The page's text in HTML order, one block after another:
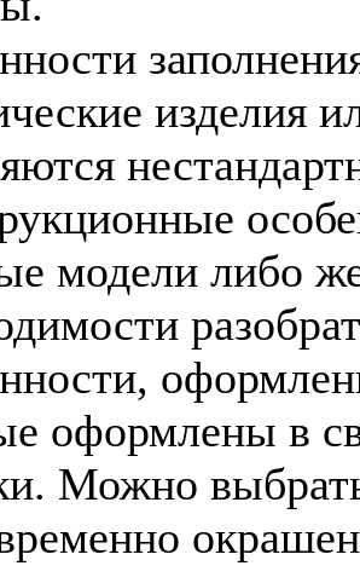
изделия
модели либо
оформлены в
Можно